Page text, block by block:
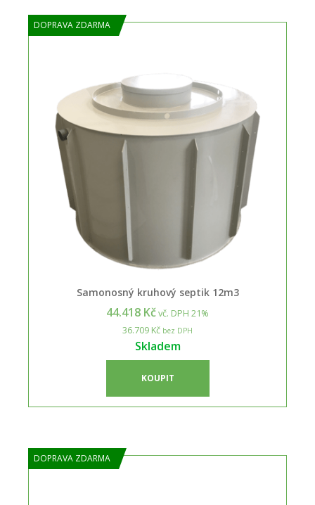
DOPRAVA ZDARMA
Samonosný kruhový septik 12m3
44.418 Kčvč. DPH 21%
36.709 Kč bez DPH
Skladem
KOUPIT
DOPRAVA ZDARMA